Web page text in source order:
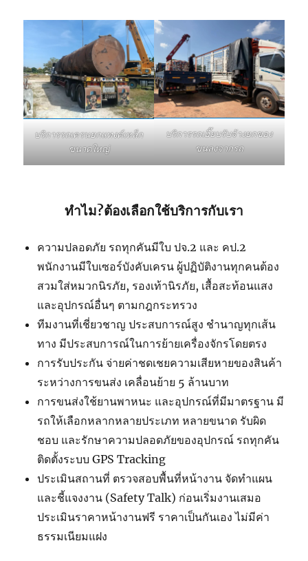
บริการรถเครนยกแทงค์เหล็ก
ขนาดใหญ่
บริการรถเฮี๊ยบรับจ้างยกของ
ขนลงจากรถ
ทำไม?ต้องเลือกใช้บริการกับเรา
ความปลอดภัย รถทุกคันมีใบ ปจ.2 และ คป.2
พนักงานมีใบเซอร์บังคับเครน ผู้ปฏิบัติงานทุกคนต้อง
สวมใส่หมวกนิรภัย, รองเท้านิรภัย, เสื้อสะท้อนแสง
และอุปกรณ์อื่นๆ ตามกฎกระทรวง
ทีมงานที่เชี่ยวชาญ ประสบการณ์สูง ชำนาญทุกเส้น
ทาง มีประสบการณ์ในการย้ายเครื่องจักรโดยตรง
การรับประกัน จ่ายค่าชดเชยความเสียหายของสินค้า
ระหว่างการขนส่ง เคลื่อนย้าย 5 ล้านบาท
การขนส่งใช้ยานพาหนะ และอุปกรณ์ที่มีมาตรฐาน มี
รถให้เลือกหลากหลายประเภท หลายขนาด รับผิด
ชอบ และรักษาความปลอดภัยของอุปกรณ์ รถทุกคัน
ติดตั้งระบบ GPS Tracking
ประเมินสถานที่ ตรวจสอบพื้นที่หน้างาน จัดทำแผน
และชี้แจงงาน (Safety Talk) ก่อนเริ่มงานเสมอ
ประเมินราคาหน้างานฟรี ราคาเป็นกันเอง ไม่มีค่า
ธรรมเนียมแฝง